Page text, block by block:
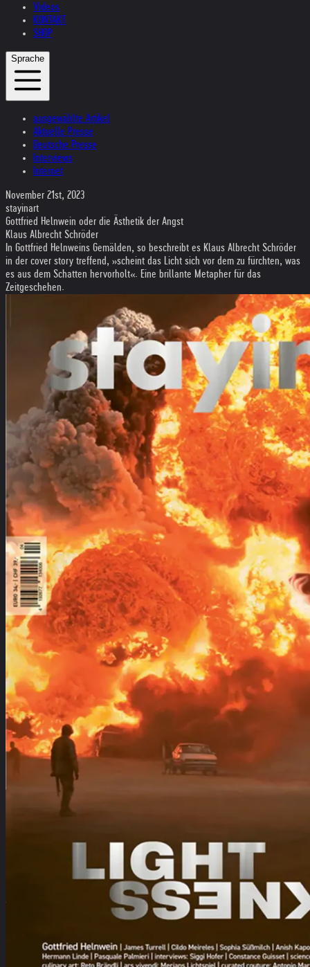
Videos
KONTAKT
SHOP
Sprache
ausgewählte Artikel
Aktuelle Presse
Deutsche Presse
Interviews
Internet
November 21st, 2023
stayinart
Gottfried Helnwein oder die Ästhetik der Angst
Klaus Albrecht Schröder
In Gottfried Helnweins Gemälden, so beschreibt es Klaus Albrecht Schröder
in der cover story treffend, »scheint das Licht sich vor dem zu fürchten, was
es aus dem Schatten hervorholt«. Eine brillante Metapher für das
Zeitgeschehen.